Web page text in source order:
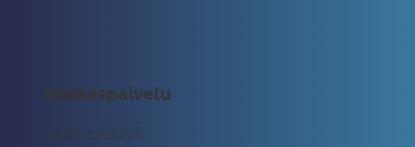
Asiakaspalvelu
tuki@rockway.fi